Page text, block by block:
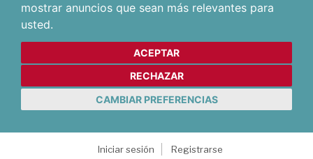
mostrar anuncios que sean más relevantes para
usted.
ACEPTAR
RECHAZAR
CAMBIAR PREFERENCIAS
Iniciar sesión
Registrarse